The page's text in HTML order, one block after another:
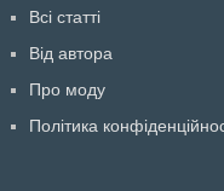
Всі статті
Від автора
Про моду
Політика